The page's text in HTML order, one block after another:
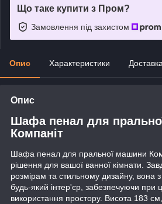
Що таке купити з Пром?
Замовлення під захистом
Опис Характеристики Доставка
Опис
Шафа пенал для
Компаніт
Шафа пенал для пральної машини
рішення для вашої ванної кімнати.
розмірам та стильному дизайну, вона
будь-який інтер'єр, забезпечуючи при
використання простору. Висота 183